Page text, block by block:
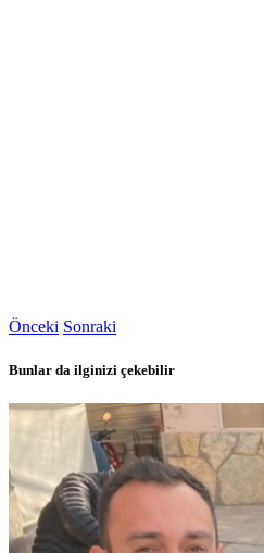
Önceki Sonraki
Bunlar da ilginizi çekebilir